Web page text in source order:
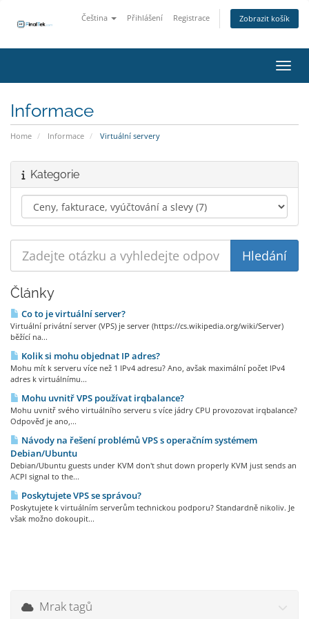
Čeština Přihlášení Registrace Zobrazit košík
Informace
Home Informace Virtuální servery
Kategorie
Články
Co to je virtuální server?
Virtuální privátní server (VPS) je server (https://cs.wikipedia.org/wiki/Server)
běžící na...
Kolik si mohu objednat IP adres?
Mohu mít k serveru více než 1 IPv4 adresu? Ano, avšak maximální počet IPv4
adres k virtuálnímu...
Mohu uvnitř VPS používat irqbalance?
Mohu uvnitř svého virtuálního serveru s více jádry CPU provozovat irqbalance?
Odpověď je ano,...
Návody na řešení problémů VPS s operačním systémem
Debian/Ubuntu
Debian/Ubuntu guests under KVM don't shut down properly KVM just sends an
ACPI signal to the...
Poskytujete VPS se správou?
Poskytujete k virtuálním serverům technickou podporu? Standardně nikoliv. Je
však možno dokoupit...
Mrak tagů